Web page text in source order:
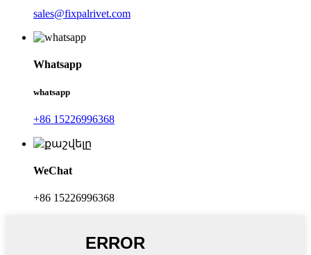
sales@fixpalrivet.com
Whatsapp
whatsapp
+86 15226996368
WeChat
+86 15226996368